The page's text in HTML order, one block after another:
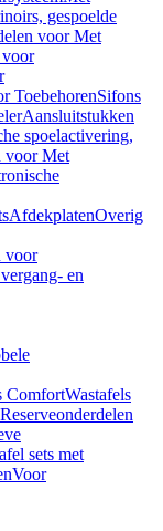
gespoelde
voor Met
voor
ToebehorenSifons
Aansluitstukken
spoelactivering,
voor Met
AfdekplatenOverig
voor
en
ComfortWastafels
Reserveonderdelen
sets met
Voor